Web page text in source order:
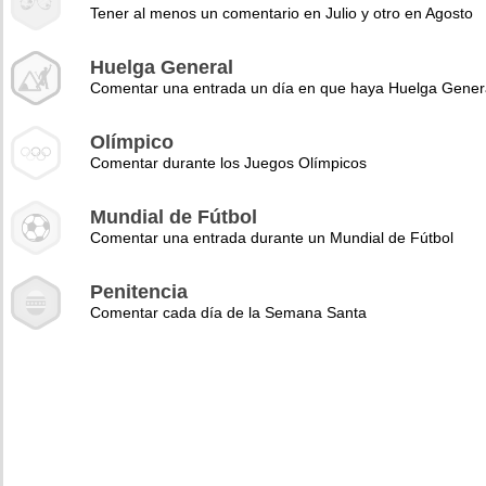
Tener al menos un comentario en Julio y otro en Agosto
Huelga General
Comentar una entrada un día en que haya Huelga
Olímpico
Comentar durante los Juegos Olímpicos
Mundial de Fútbol
Comentar una entrada durante un Mundial de Fútbol
Penitencia
Comentar cada día de la Semana Santa